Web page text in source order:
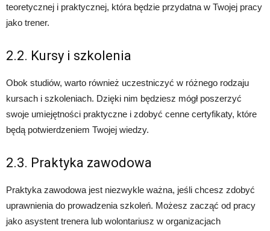
teoretycznej i praktycznej, która będzie przydatna w Twojej pracy
jako trener.
2.2. Kursy i szkolenia
Obok studiów, warto również uczestniczyć w różnego rodzaju
kursach i szkoleniach. Dzięki nim będziesz mógł poszerzyć
swoje umiejętności praktyczne i zdobyć cenne certyfikaty, które
będą potwierdzeniem Twojej wiedzy.
2.3. Praktyka zawodowa
Praktyka zawodowa jest niezwykle ważna, jeśli chcesz zdobyć
uprawnienia do prowadzenia szkoleń. Możesz zacząć od pracy
jako asystent trenera lub wolontariusz w organizacjach